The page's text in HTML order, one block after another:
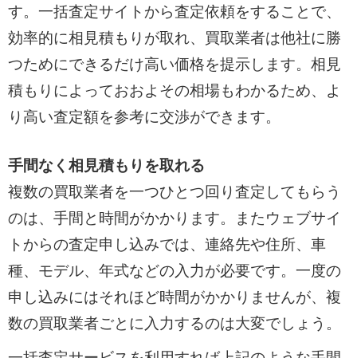
す。一括査定サイトから査定依頼をすることで、
効率的に相見積もりが取れ、買取業者は他社に勝
つためにできるだけ高い価格を提示します。相見
積もりによっておおよその相場もわかるため、よ
り高い査定額を参考に交渉ができます。
手間なく相見積もりを取れる
複数の買取業者を一つひとつ回り査定してもらう
のは、手間と時間がかかります。またウェブサイ
トからの査定申し込みでは、連絡先や住所、車
種、モデル、年式などの入力が必要です。一度の
申し込みにはそれほど時間がかかりませんが、複
数の買取業者ごとに入力するのは大変でしょう。